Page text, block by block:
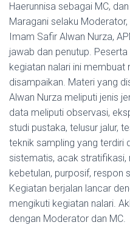
Haerunnisa sebagai MC,
Maragani selaku
Imam Safir Alwan Nurza,
jawab dan penutup.
kegiatan nalari ini membuat
disampaikan. Materi yang
Alwan Nurza meliputi jenis
data meliputi observasi,
studi pustaka, telusur jalur,
teknik sampling yang terdiri
sistematis, acak stratifikasi,
kebetulan, purposif, respon
Kegiatan berjalan lancar
mengikuti kegiatan nalari.
dengan Moderator dan MC.